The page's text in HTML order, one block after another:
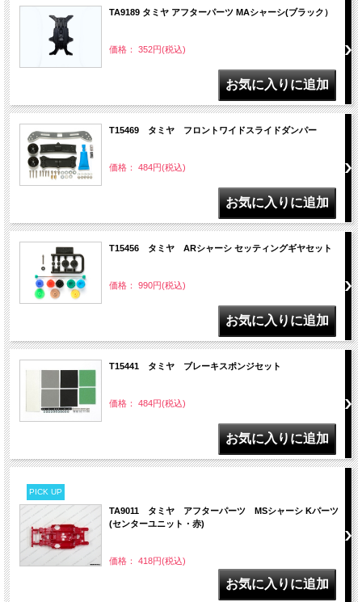
TA9189 タミヤ アフターパーツ MAシャーシ(ブラック）
価格： 352円(税込)
T15469 タミヤ フロントワイドスライドダンパー
価格： 484円(税込)
T15456 タミヤ ARシャーシ セッティングギヤセット
価格： 990円(税込)
T15441 タミヤ ブレーキスポンジセット
価格： 484円(税込)
PICK UP
TA9011 タミヤ アフターパーツ MSシャーシ Kパーツ
(センターユニット・赤)
価格： 418円(税込)